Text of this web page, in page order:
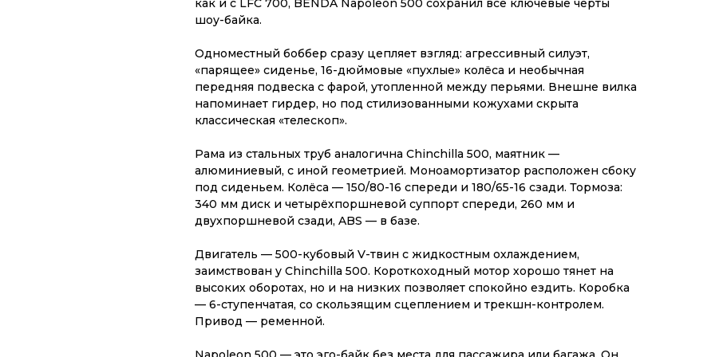
шоу-байка.
Одноместный боббер сразу цепляет взгляд: агрессивный силуэт,
«парящее» сиденье, 16-дюймовые «пухлые» колёса и необычная
передняя подвеска с фарой, утопленной между перьями. Внешне вилка
напоминает гирдер, но под стилизованными кожухами скрыта
классическая «телескоп».
Рама из стальных труб аналогична Chinchilla 500, маятник —
алюминиевый, с иной геометрией. Моноамортизатор расположен сбоку
под сиденьем. Колёса — 150/80-16 спереди и 180/65-16 сзади. Тормоза:
340 мм диск и четырёхпоршневой суппорт спереди, 260 мм и
двухпоршневой сзади, ABS — в базе.
Двигатель — 500-кубовый V-твин с жидкостным охлаждением,
заимствован у Chinchilla 500. Короткоходный мотор хорошо тянет на
высоких оборотах, но и на низких позволяет спокойно ездить. Коробка
— 6-ступенчатая, со скользящим сцеплением и трекшн-контролем.
Привод — ременной.